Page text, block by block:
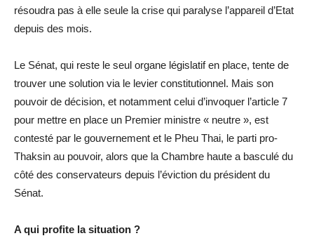
résoudra pas à elle seule la crise qui paralyse l’appareil d’Etat
depuis des mois.
Le Sénat, qui reste le seul organe législatif en place, tente de
trouver une solution via le levier constitutionnel. Mais son
pouvoir de décision, et notamment celui d’invoquer l’article 7
pour mettre en place un Premier ministre « neutre », est
contesté par le gouvernement et le Pheu Thai, le parti pro-
Thaksin au pouvoir, alors que la Chambre haute a basculé du
côté des conservateurs depuis l’éviction du président du
Sénat.
A qui profite la situation ?